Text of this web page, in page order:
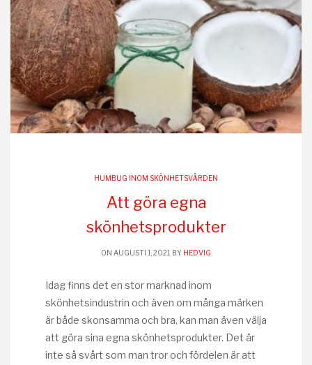
HUMBUG INOM SKÖNHETSVÅRDEN
Att göra egna
skönhetsprodukter
ON AUGUSTI 1, 2021 BY HEDVIG
Idag finns det en stor marknad inom
skönhetsindustrin och även om många märken
är både skonsamma och bra, kan man även välja
att göra sina egna skönhetsprodukter. Det är
inte så svårt som man tror och fördelen är att